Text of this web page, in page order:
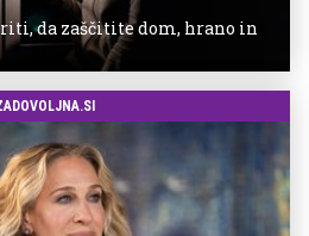
da zaščitite dom, hrano in